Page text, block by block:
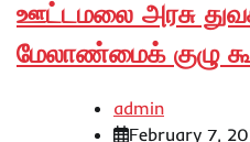
ஊட்டமலை அரசு
மேலாண்மைக் குழு
admin
February 7,